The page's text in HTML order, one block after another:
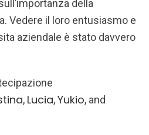
della
Vedere il loro entusiasmo e
aziendale è stato davvero
, Lucia,Yukio, and